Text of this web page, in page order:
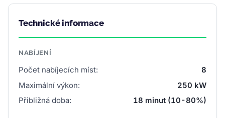
Technické informace
NABÍJENÍ
Počet nabíjecích míst:
8
Maximální výkon:
250 kW
Přibližná doba:
18 minut (10-80%)